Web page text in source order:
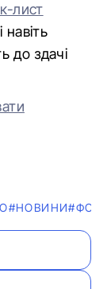
лист
навіть
до здачі
#НОВИНИ#ФОТО